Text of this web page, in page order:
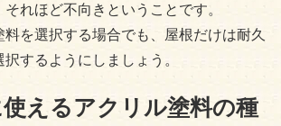
れほど不向きということです。
を選択する場合でも、屋根だけは耐久
するようにしましょう。
えるアクリル塗料の種